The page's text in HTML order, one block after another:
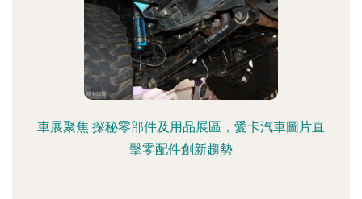
車展聚焦 探秘零部件及用品展區，愛卡汽車圖片直
擊零配件創新趨勢